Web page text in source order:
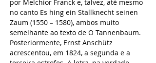
por Melchior Franck e, talvez, até mesmo
no canto Es hing ein Stallknecht seinen
Zaum (1550 – 1580), ambos muito
semelhante ao texto de O Tannenbaum.
Posteriormente, Ernst Anschütz
acrescentou, em 1824, a segunda e a